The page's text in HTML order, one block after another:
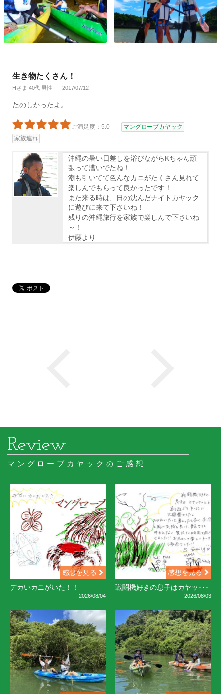
生き物たくさん！
Hさま 40代 男性 2017/07/12
たのしかったよ。
ご満足度：5.0
マングローブカヤック
家族連れ
沖縄の暑い日差しを浴びながらKちゃん頑
張って漕いでたね！
潮も引いてて色んなカニがたくさん見れて
楽しんでもらって良かったです！
また来る時は、日の沈んだナイトカヤック
に遊びに来て下さいね！
残りの沖縄旅行を家族で楽しんで下さいね
～！
伊藤より
マングローブカヤックのご感想
感想を見る
デカいカニがいた！！
2026/08/04
感想を見る
戦闘機好きの息子はカヤッ･･･
2026/08/03